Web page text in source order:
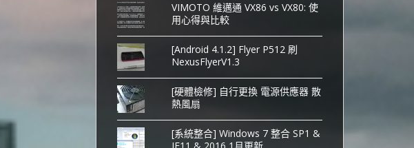
VIMOTO 維邁通 VX86 vs VX80: 使
用心得與比較
[Android 4.1.2] Flyer P512 刷
NexusFlyerV1.3
[硬體檢修] 自行更換 電源供應器 散
熱風扇
[系統整合] Windows 7 整合 SP1 &